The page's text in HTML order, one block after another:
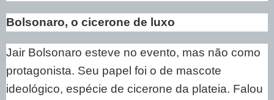
Bolsonaro, o cicerone de luxo
Jair Bolsonaro esteve no evento, mas não como
protagonista. Seu papel foi o de mascote
ideológico, espécie de cicerone da plateia. Falou